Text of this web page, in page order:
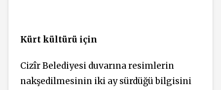
Kürt kültürü için
Cizîr Belediyesi duvarına resimlerin
nakşedilmesinin iki ay sürdüğü bilgisini